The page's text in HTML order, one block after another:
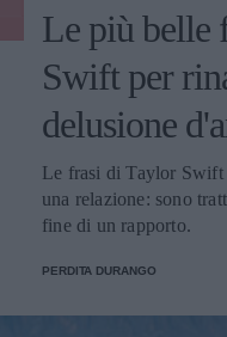
Le più belle
Swift per
delusione
Le frasi di Taylor Swift
una relazione: sono
fine di un rapporto.
PERDITA DURANGO